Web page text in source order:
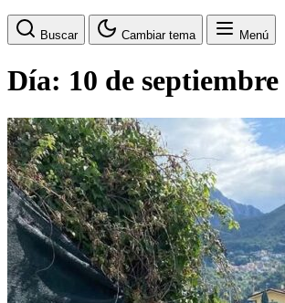
Buscar Cambiar tema Menú
Día: 10 de septiembre